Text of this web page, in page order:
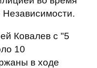
Ковалев с "5
10
в ходе